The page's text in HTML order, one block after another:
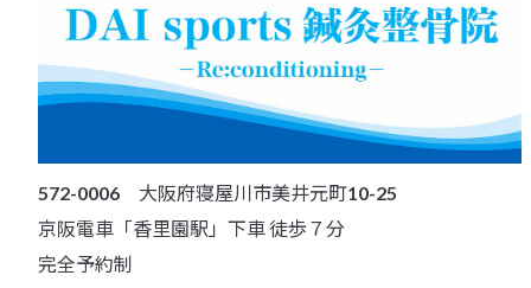
572-0006 大阪府寝屋川市美井元町10-25
京阪電車「香里園駅」下車 徒歩７分
完全予約制